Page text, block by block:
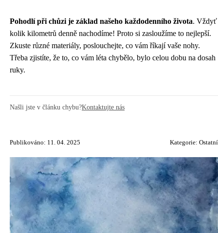
Pohodlí při chůzi je základ našeho každodenního života. Vždyť
kolik kilometrů denně nachodíme! Proto si zasloužíme to nejlepší.
Zkuste různé materiály, poslouchejte, co vám říkají vaše nohy.
Třeba zjistíte, že to, co vám léta chybělo, bylo celou dobu na dosah
ruky.
Našli jste v článku chybu?Kontaktujte nás
Publikováno: 11. 04. 2025 Kategorie: Ostatní